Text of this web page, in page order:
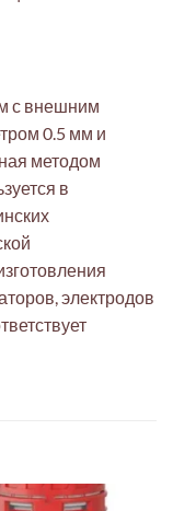
с внешним
0.5 мм и
методом
в
электродов